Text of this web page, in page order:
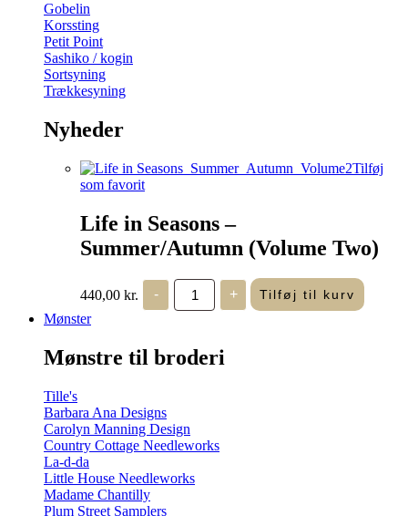
Gobelin
Korssting
Petit Point
Sashiko / kogin
Sortsyning
Trækkesyning
Nyheder
Tilføj
som favorit
Life in Seasons –
Summer/Autumn (Volume Two)
440,00 kr. -
Life
Seasons
(Volume
+ Tilføj til kurv
Mønster
Mønstre til broderi
Tille's
Barbara Ana Designs
Carolyn Manning Design
Country Cottage Needleworks
La-d-da
Little House Needleworks
Madame Chantilly
Plum Street Samplers